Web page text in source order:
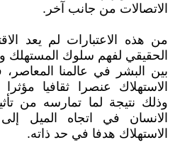
الاتصالات من جانب آخر.
من هذه الاعتبارات لم يعد
الحقيقي لفهم سلوك المستهلك
بين البشر في عالمنا
الاستهلاك عنصرا ثقافيا
وذلك نتيجة لما تمارسه من
الانسان في اتجاه الميل
الاستهلاك هدفا في حد ذاته.